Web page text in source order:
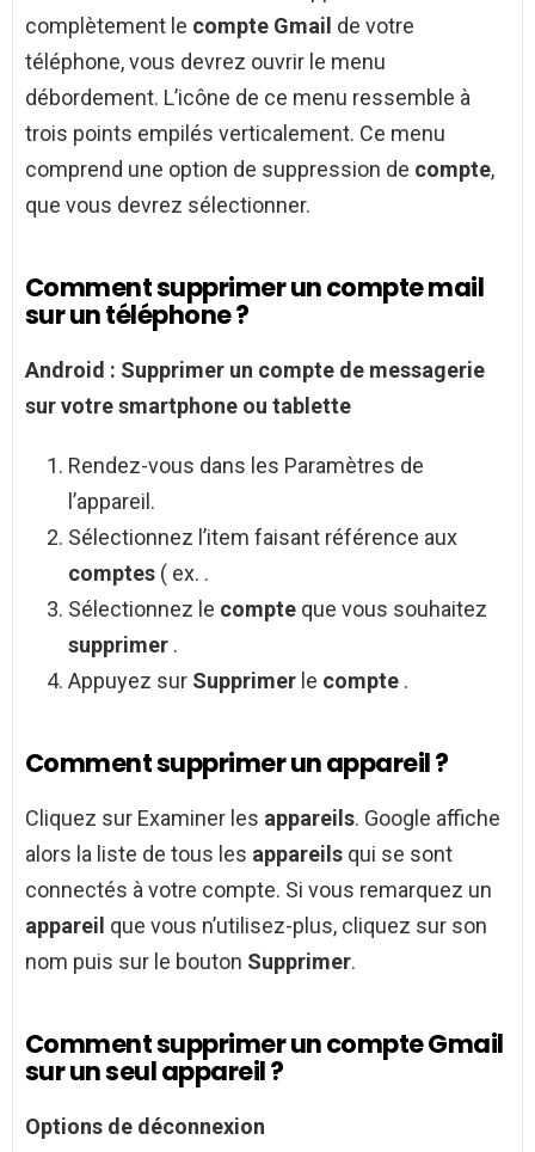
complètement le compte Gmail de votre
téléphone, vous devrez ouvrir le menu
débordement. L’icône de ce menu ressemble à
trois points empilés verticalement. Ce menu
comprend une option de suppression de compte,
que vous devrez sélectionner.
Comment supprimer un compte mail
sur un téléphone ?
Android : Supprimer un compte de messagerie
sur votresmartphone ou tablette
Rendez-vous dans les Paramètres de
l’appareil.
Sélectionnez l’item faisant référence aux
comptes ( ex. .
Sélectionnez le compte que vous souhaitez
supprimer .
Appuyez sur Supprimer le compte .
Comment supprimer un appareil ?
Cliquez sur Examiner les appareils. Google affiche
alors la liste de tous les appareils qui se sont
connectés à votre compte. Si vous remarquez un
appareil que vous n’utilisez-plus, cliquez sur son
nom puis sur le bouton Supprimer.
Comment supprimer un compte Gmail
sur un seul appareil ?
Options de déconnexion